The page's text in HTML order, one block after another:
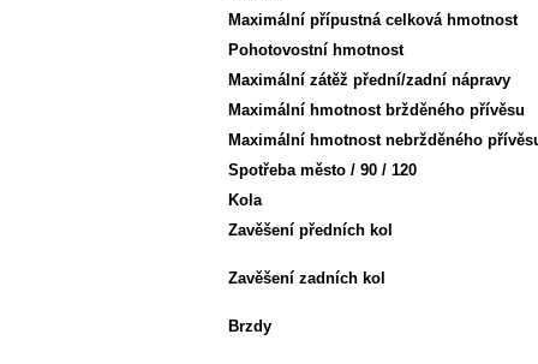
Maximální přípustná celková hmotnost
Pohotovostní hmotnost
Maximální zátěž přední/zadní nápravy
Maximální hmotnost bržděného přívěsu
Maximální hmotnost nebržděného
Spotřeba město / 90 / 120
Kola
Zavěšení předních kol
Zavěšení zadních kol
Brzdy